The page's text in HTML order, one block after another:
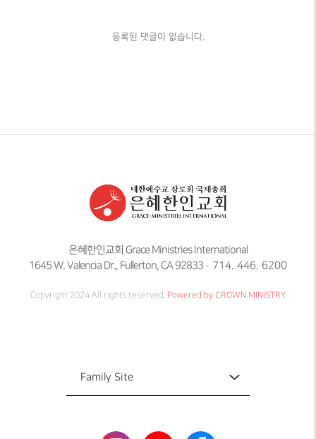
등록된 댓글이 없습니다.
은혜한인교회 Grace Ministries International
1645 W. Valencia Dr., Fullerton, CA 92833
714. 446. 6200
Copyright 2024 All rights reserved. Powered by CROWN MINISTRY
Family Site